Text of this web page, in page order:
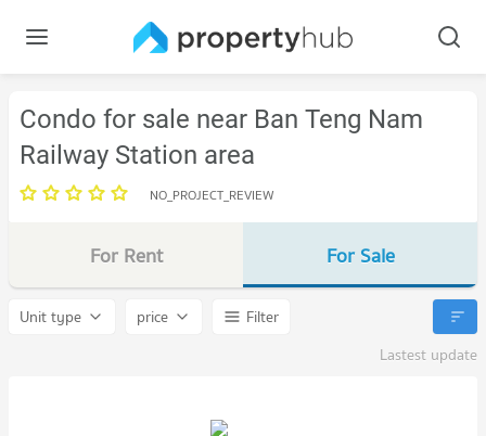
Condo for sale near Ban Teng Nam
Railway Station area
NO_PROJECT_REVIEW
For Rent For Sale
Unit type price
Filter
Lastest update